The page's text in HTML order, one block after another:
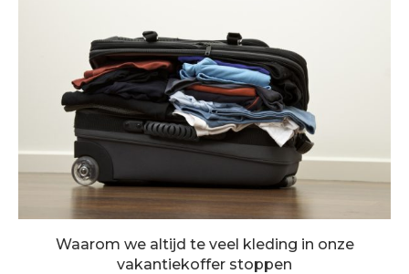
Waarom we altijd te veel kleding in onze
vakantiekoffer stoppen